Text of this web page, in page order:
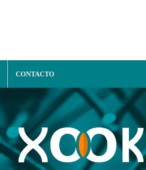
CONTACTO